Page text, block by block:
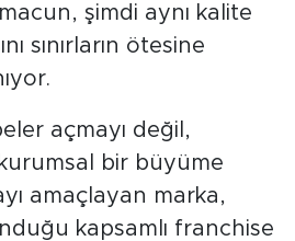
şimdi aynı kalite
sınırların ötesine
açmayı değil,
bir büyüme
amaçlayan marka,
kapsamlı franchise